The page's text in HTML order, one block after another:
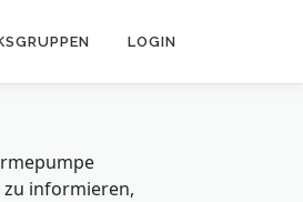
LOGIN
informieren,